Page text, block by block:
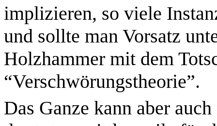
implizieren, so viele
und sollte man Vorsatz
Holzhammer mit dem
“Verschwörungstheorie”.
Das Ganze kann aber